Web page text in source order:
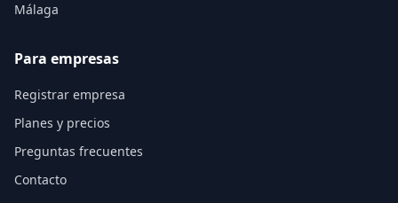
Málaga
Para empresas
Registrar empresa
Planes y precios
Preguntas frecuentes
Contacto